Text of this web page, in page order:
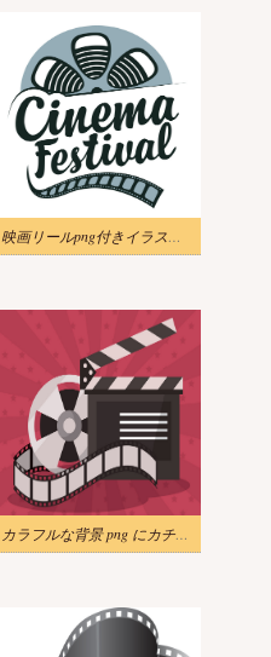
映画リールpng付きイラスト映画祭ポスター
カラフルな背景 png にカチンコと映画リールのイラスト